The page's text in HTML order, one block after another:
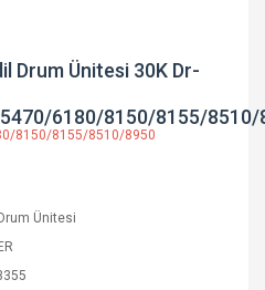
Drum Ünitesi 30K Dr-
6180/8150/8155/8510/
Ünitesi